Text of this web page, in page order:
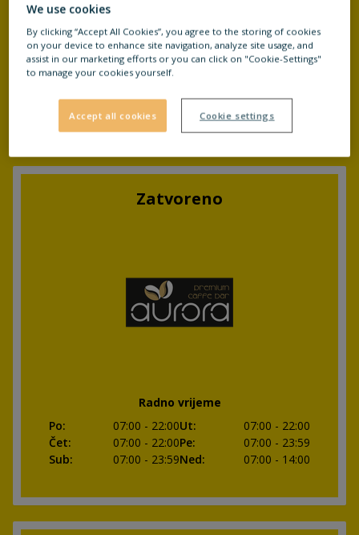
Radno vrijeme
Po: 08:00- 21:00
- 21:00
Sub: 08:00- 21:00 Ned: 08:00- 14:00
Zatvoreno
Radno vrijeme
Po: 07:00 - 22:00Ut: 07:00 - 22:00
Čet: 07:00 - 22:00Pe: 07:00 - 23:59
Sub: 07:00 - 23:59Ned: 07:00 - 14:00
We use cookies
By clicking “Accept All Cookies”, you agree to the storing of cookies
on your device to enhance site navigation, analyze site usage, and
assist in our marketing efforts or you can click on "Cookie-Settings"
to manage your cookies yourself.
Accept all cookies Cookie settings